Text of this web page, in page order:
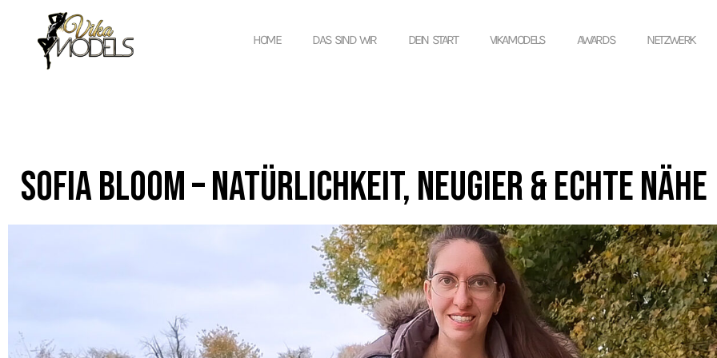
HOME DAS SIND WIR DEIN START VIKAMODELS AWARDS NETZWERK
Sofia Bloom – Natürlichkeit, Neugier & echte Nähe